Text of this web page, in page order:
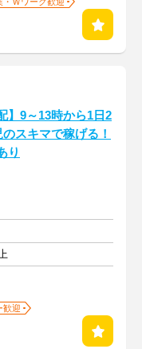
】9～13時から1日2
スキマで稼げる！
り
歓迎